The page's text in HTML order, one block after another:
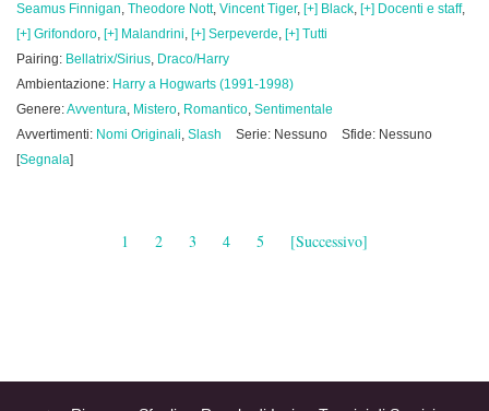
Seamus Finnigan, Theodore Nott, Vincent Tiger, [+] Black, [+] Docenti e staff,
[+] Grifondoro, [+] Malandrini, [+] Serpeverde, [+] Tutti
Pairing: Bellatrix/Sirius, Draco/Harry
Ambientazione: Harry a Hogwarts (1991-1998)
Genere:Avventura, Mistero, Romantico, Sentimentale
Avvertimenti: Nomi Originali, Slash Serie: Nessuno
Sfide: Nessuno
[Segnala]
1 2 3 4 5 [Successivo]